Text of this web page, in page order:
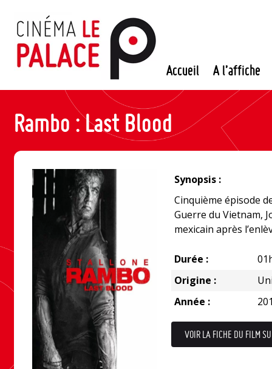
contenu
Accueil A l’affiche
Rambo : Last Blood
Synopsis :
Cinquième épisode
Guerre du Vietnam,
mexicain après
Durée :
Origine :
Année :
VOIR LA FICHE DU FILM